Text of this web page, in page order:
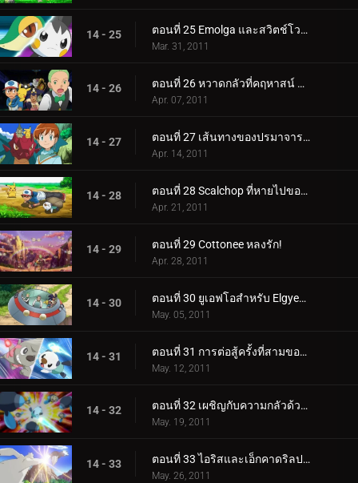
14 - 25 ตอนที่ 25 Emolga และสวิตช์โวลต์ใหม่!
Mar. 31, 2011
14 - 26 ตอนที่ 26 หวาดกลัวที่คฤหาสน์ Litwick!
Apr. 07, 2011
14 - 27 ตอนที่ 27 เส้นทางของปรมาจารย์มังกร!
Apr. 14, 2011
14 - 28 ตอนที่ 28 Scalchop ที่หายไปของ Oshawott!
Apr. 21, 2011
14 - 29 ตอนที่ 29 Cottonee หลงรัก!
Apr. 28, 2011
14 - 30 ตอนที่ 30 ยูเอฟโอสำหรับ Elgyem!
May. 05, 2011
14 - 31 ตอนที่ 31 การต่อสู้ครั้งที่สามของแอชและทริป!
May. 12, 2011
14 - 32 ตอนที่ 32 เผชิญกับความกลัวด้วยดวงตาเบิกกว้าง!
May. 19, 2011
14 - 33 ตอนที่ 33 ไอริสและเอ็กคาดริลปะทะดราก้อนบัสเตอร์!
May. 26, 2011